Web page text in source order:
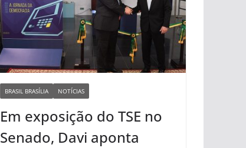
BRASIL BRASÍLIA NOTÍCIAS
Em exposição do TSE no
Senado, Davi aponta